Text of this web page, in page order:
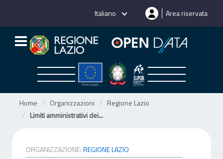
Italiano Area riservata
Home Organizzazioni
Regione Lazio
Limiti amministrativi dei...
ORGANIZZAZIONE:REGIONE LAZIO